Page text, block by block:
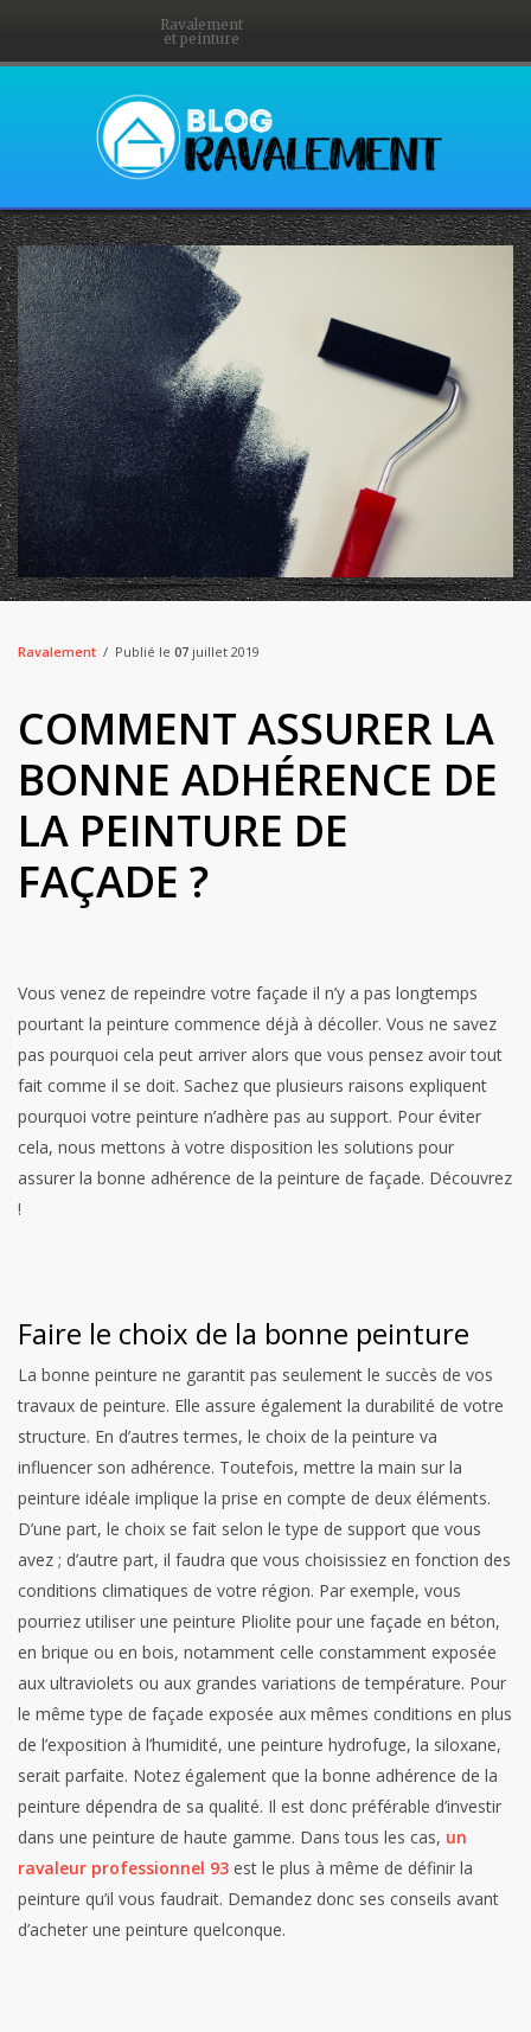
Ravalement
et peinture
Ravalement Publié le 07 juillet 2019
COMMENT ASSURER LA
BONNE ADHÉRENCE DE
LA PEINTURE DE
FAÇADE ?
Vous venez de repeindre votre façade il n’y a pas longtemps
pourtant la peinture commence déjà à décoller. Vous ne savez
pas pourquoi cela peut arriver alors que vous pensez avoir tout
fait comme il se doit. Sachez que plusieurs raisons expliquent
pourquoi votre peinture n’adhère pas au support. Pour éviter
cela, nous mettons à votre disposition les solutions pour
assurer la bonne adhérence de la peinture de façade. Découvrez
!
Faire le choix de la bonne peinture
La bonne peinture ne garantit pas seulement le succès de vos
travaux de peinture. Elle assure également la durabilité de votre
structure. En d’autres termes, le choix de la peinture va
influencer son adhérence. Toutefois, mettre la main sur la
peinture idéale implique la prise en compte de deux éléments.
D’une part, le choix se fait selon le type de support que vous
avez ; d’autre part, il faudra que vous choisissiez en fonction des
conditions climatiques de votre région. Par exemple, vous
pourriez utiliser une peinture Pliolite pour une façade en béton,
en brique ou en bois, notamment celle constamment exposée
aux ultraviolets ou aux grandes variations de température. Pour
le même type de façade exposée aux mêmes conditions en plus
de l’exposition à l’humidité, une peinture hydrofuge, la siloxane,
serait parfaite. Notez également que la bonne adhérence de la
peinture dépendra de sa qualité. Il est donc préférable d’investir
dans une peinture de haute gamme. Dans tous les cas, un
ravaleur professionnel 93 est le plus à même de définir la
peinture qu’il vous faudrait. Demandez donc ses conseils avant
d’acheter une peinture quelconque.